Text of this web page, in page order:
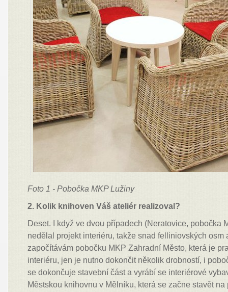
Foto 1 - Pobočka MKP Lužiny
2. Kolik knihoven Váš ateliér realizoval?
Deset. I když ve dvou případech (Neratovice, pobočka
nedělal projekt interiéru, takže snad felliniovských osm
započítávám pobočku MKP Zahradní Město, která je
interiéru, jen je nutno dokončit několik drobností, i
se dokončuje stavební část a vyrábí se interiérové
Městskou knihovnu v Mělníku, která se začne stavět